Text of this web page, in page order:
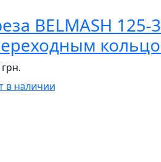
BELMASH 125-
в наличии